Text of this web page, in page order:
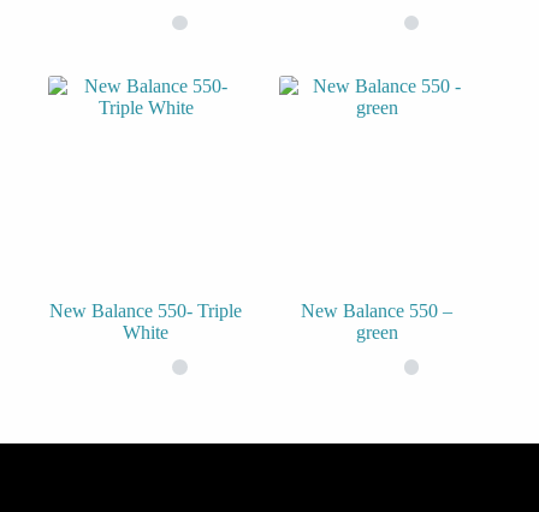
New Balance 550- Triple
White
New Balance 550 –
green